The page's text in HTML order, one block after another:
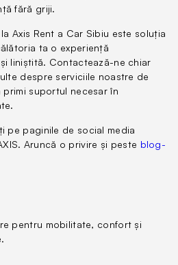
de telefon mobil
fără griji.
Axis Rent a Car Sibiu este soluția
ta o experiență
liniștită. Contactează-ne chiar
despre serviciile noastre de
suportul necesar în
pe paginile de social media
Aruncă o privire și peste blog-
pentru mobilitate, confort și